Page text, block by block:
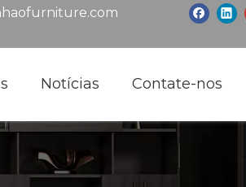
Notícias Contate-nos